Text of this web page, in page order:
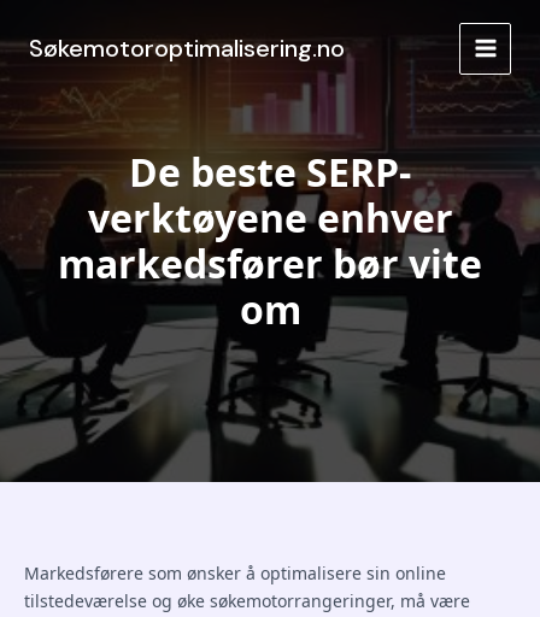
rett
innholdet
Søkemotoroptimalisering.no
MAIN
De beste SERP-
verktøyene enhver
markedsfører bør vite
om
Markedsførere som ønsker å optimalisere sin online
tilstedeværelse og øke søkemotorrangeringer, må være